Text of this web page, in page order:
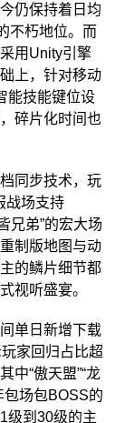
仍保持着日均
不朽地位。而
用Unity引擎
上，针对移动
能技能键位设
碎片化时间也
同步技术，玩
战场支持
兄弟”的宏大场
制版地图与动
的鳞片细节都
视听盛宴。
单日新增下载
家回归占比超
中“傲天盟”“龙
包场包BOSS的
级到30级的主